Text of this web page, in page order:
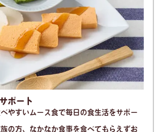
ポート
やすいムース食で毎日の食生活をサポー
の方、なかなか食事を食べてもらえずお